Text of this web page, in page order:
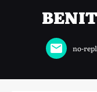
no-